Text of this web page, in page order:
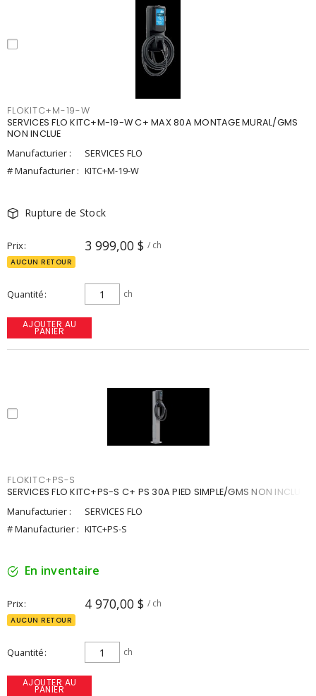
FLOKITC+M-19-W
SERVICES FLO KITC+M-19-W C+ MAX 80A MONTAGE MURAL/GMS
NON INCLUE
Manufacturier :
SERVICES FLO
# Manufacturier : KITC+M-19-W
Rupture de Stock
Prix 3 999,00 $ / ch
AUCUN RETOUR
Quantité ch
AJOUTER AU
PANIER
FLOKITC+PS-S
SERVICES FLO KITC+PS-S C+ PS 30A PIED SIMPLE/GMS NON INCLUE
Manufacturier :
SERVICES FLO
# Manufacturier : KITC+PS-S
En inventaire
Prix 4 970,00 $ / ch
AUCUN RETOUR
Quantité ch
AJOUTER AU
PANIER